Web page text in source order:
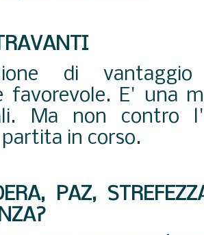
di vantaggio
favorevole. E' una
Ma non contro
in corso.
PAZ,